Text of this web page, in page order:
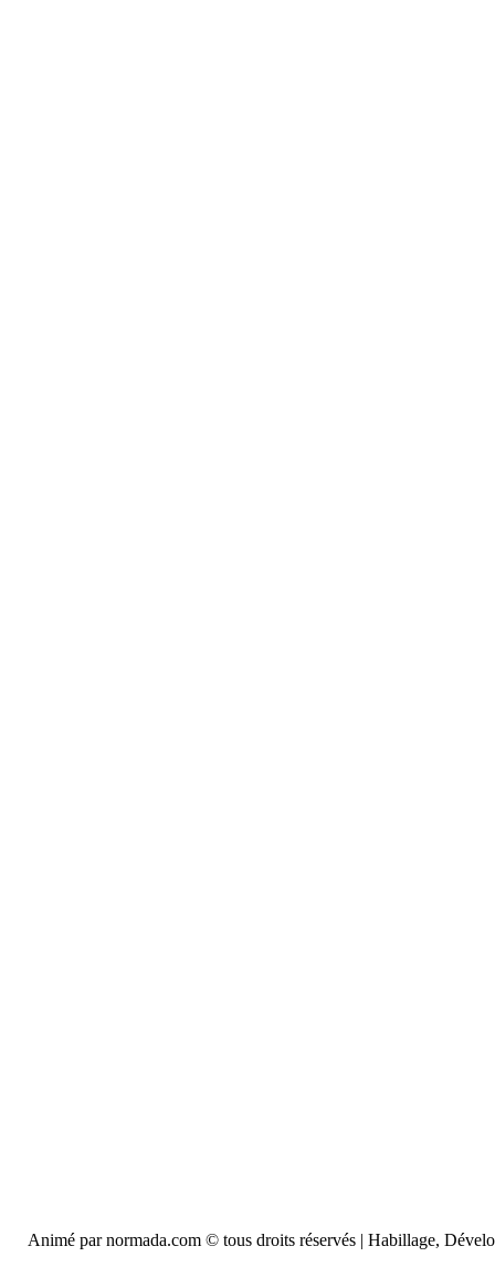
Animé par normada.com © tous droits réservés | Habillage,